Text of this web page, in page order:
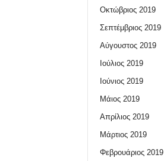
Οκτώβριος 2019
Σεπτέμβριος 2019
Αύγουστος 2019
Ιούλιος 2019
Ιούνιος 2019
Μάιος 2019
Απρίλιος 2019
Μάρτιος 2019
Φεβρουάριος 2019